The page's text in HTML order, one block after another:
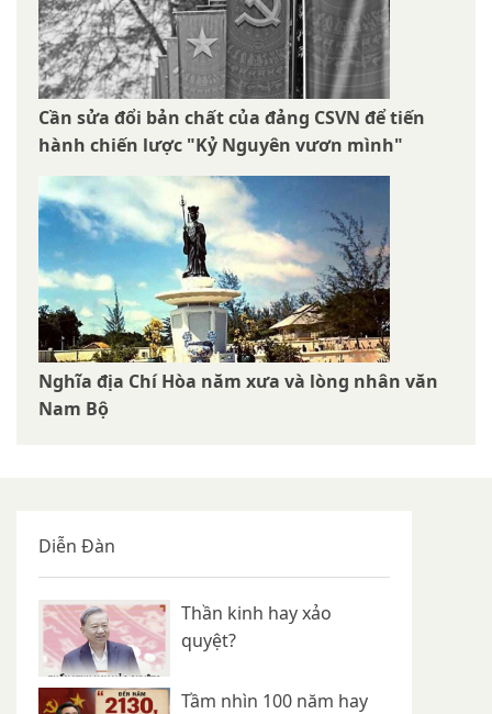
Cần sửa đổi bản chất của đảng CSVN để tiến
hành chiến lược "Kỷ Nguyên vươn mình"
Nghĩa địa Chí Hòa năm xưa và lòng nhân văn
Nam Bộ
Diễn Đàn
Thần kinh hay xảo
quyệt?
Tầm nhìn 100 năm hay